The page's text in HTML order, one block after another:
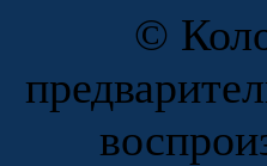
©